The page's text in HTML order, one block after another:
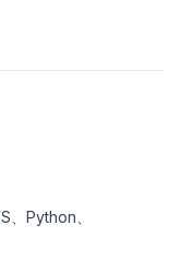
、Python、